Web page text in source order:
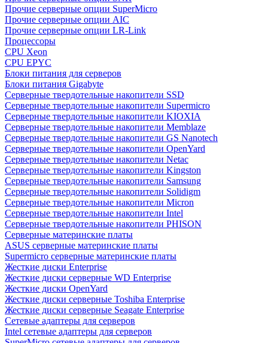
Прочие серверные опции SuperMicro
Прочие серверные опции AIC
Прочие серверные опции LR-Link
Процессоры
CPU Xeon
CPU EPYC
Блоки питания для серверов
Блоки питания Gigabyte
Серверные твердотельные накопители SSD
Cерверные твердотельные накопители Supermicro
Cерверные твердотельные накопители KIOXIA
Cерверные твердотельные накопители Memblaze
Cерверные твердотельные накопители GS Nanotech
Серверные твердотельные накопители OpenYard
Серверные твердотельные накопители Netac
Cерверные твердотельные накопители Kingston
Cерверные твердотельные накопители Samsung
Cерверные твердотельные накопители Solidigm
Cерверные твердотельные накопители Micron
Cерверные твердотельные накопители Intel
Cерверные твердотельные накопители PHISON
Серверные материнские платы
ASUS серверные материнские платы
Supermicro серверные материнские платы
Жесткие диски Enterprise
Жесткие диски серверные WD Enterprise
Жесткие диски OpenYard
Жесткие диски серверные Toshiba Enterprise
Жесткие диски серверные Seagate Enterprise
Сетевые адаптеры для серверов
Intel сетевые адаптеры для серверов